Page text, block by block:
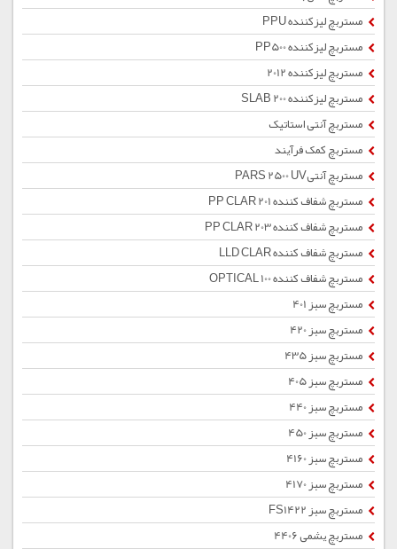
مستربچ لیزکننده PPU
مستربچ لیزکننده PP500
مستربچ لیزکننده 2012
مستربچ لیزکننده SLAB 200
مستربچ آنتی استاتیک
مستربچ کمک فرآیند
مستربچ آنتیPARS 2500 UV
مستربچ شفاف کننده PP CLAR 201
مستربچ شفاف کننده PP CLAR 203
مستربچ شفاف کننده LLD CLAR
مستربچ شفاف کننده OPTICAL 100
مستربچ سبز 401
مستربچ سبز 420
مستربچ سبز 435
مستربچ سبز 405
مستربچ سبز 440
مستربچ سبز 450
مستربچ سبز 4160
مستربچ سبز 4170
مستربچ سبز FS1422
مستربچ یشمی 4406